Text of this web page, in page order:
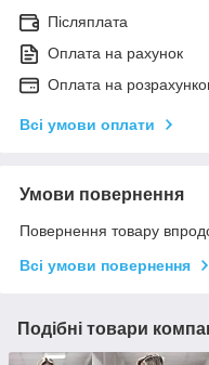
Післяплата
Оплата на рахунок
Оплата на
Всі умови оплати
Умови повернення
Повернення товару
Всі умови повернення
Подібні товари